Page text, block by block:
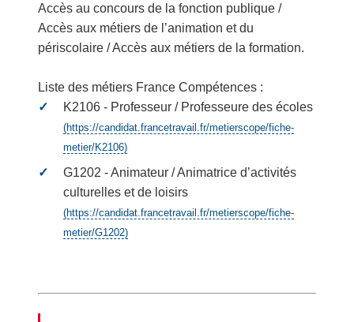
Accès au concours de la fonction publique /
Accès aux métiers de l’animation et du
périscolaire / Accès aux métiers de la formation.
Liste des métiers France Compétences :
K2106 - Professeur / Professeure des écoles
(https://candidat.francetravail.fr/metierscope/fiche-
metier/K2106)
G1202 - Animateur / Animatrice d’activités
culturelles et de loisirs
(https://candidat.francetravail.fr/metierscope/fiche-
metier/G1202)